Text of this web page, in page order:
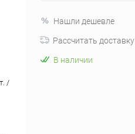
/
Нашли дешевле
Рассчитать доставку
В наличии